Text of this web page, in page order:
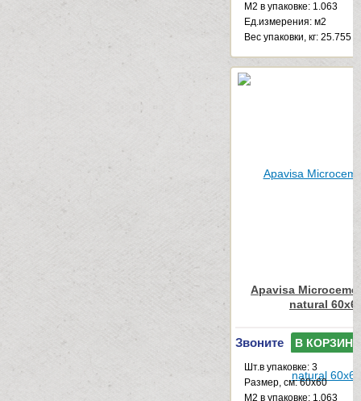
М2 в упаковке: 1.063
Ед.измерения: м2
Веc упаковки, кг: 25.755
Apavisa
natural
Звоните В КОРЗИНУ
Шт.в упаковке: 3
Размер, см: 60x60
М2 в упаковке: 1.063